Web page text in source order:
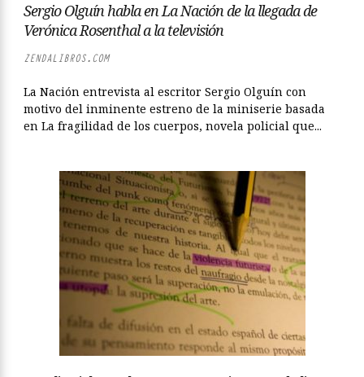
Sergio Olguín habla en La Nación de la llegada de
Verónica Rosenthal a la televisión
ZENDALIBROS.COM
La Nación entrevista al escritor Sergio Olguín con
motivo del inminente estreno de la miniserie basada
en La fragilidad de los cuerpos, novela policial que...